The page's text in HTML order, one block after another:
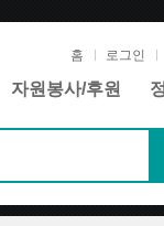
홈 로그인
자원봉사/후원